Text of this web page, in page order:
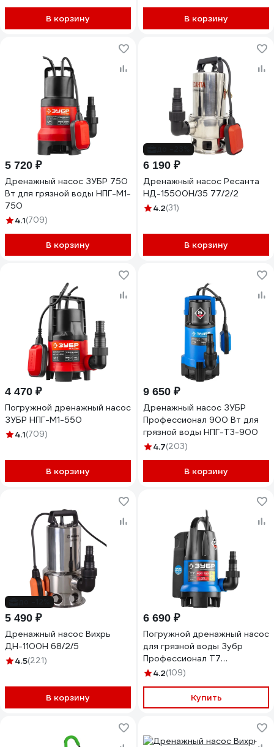
В корзину В корзину
5 720 ₽
Дренажный насос ЗУБР 750
Вт для грязной воды НПГ-М1-
750
4.1(709)
В корзину
6 190 ₽
Дренажный насос Ресанта
НД-15500Н/35 77/2/2
4.2(31)
В корзину
4 470 ₽
Погружной дренажный насос
ЗУБР НПГ-М1-550
4.1(709)
В корзину
9 650 ₽
Дренажный насос ЗУБР
Профессионал 900 Вт для
грязной воды НПГ-Т3-900
4.7(203)
В корзину
5 490 ₽
Дренажный насос Вихрь
ДН-1100Н 68/2/5
4.5(221)
В корзину
6 690 ₽
Погружной дренажный насос
для грязной воды Зубр
Профессионал Т7
АкваСенсор НПГ-Т7-400
4.2(109)
Купить